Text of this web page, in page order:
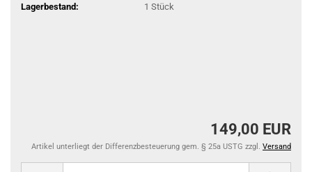
Lagerbestand: 1 Stück
149,00 EUR
Artikel unterliegt der Differenzbesteuerung gem. § 25a USTG zzgl. Versand